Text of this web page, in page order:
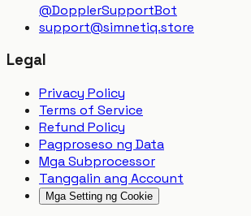
@DopplerSupportBot
support@simnetiq.store
Legal
Privacy Policy
Terms of Service
Refund Policy
Pagproseso ng Data
Mga Subprocessor
Tanggalin ang Account
Mga Setting ng Cookie